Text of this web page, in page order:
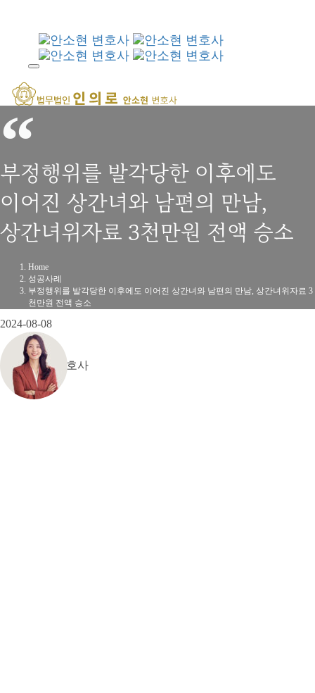
navigation
content
부정행위를 발각당한 이후에도
이어진 상간녀와 남편의 만남,
상간녀위자료 3천만원 전액 승소
Home
성공사례
부정행위를 발각당한 이후에도 이어진 상간녀와 남편의 만남, 상간녀위자료 3
천만원 전액 승소
2024-08-08
안소현 변호사